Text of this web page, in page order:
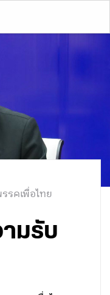
รคเพื่อไทย
มรับ